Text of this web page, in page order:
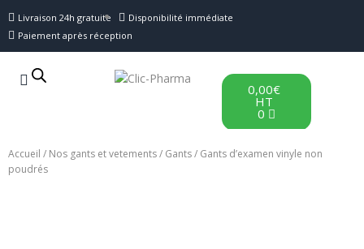
Livraison 24h gratuite
Disponibilité immédiate
Paiement après réception
0,00€
HT
0
Accueil / Nos gants et vetements/ Gants/ Gants d’examen vinyle non
poudrés